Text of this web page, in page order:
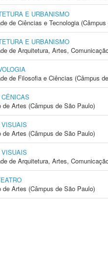
E URBANISMO
de Ciências e Tecnologia
E URBANISMO
de Arquitetura, Artes,
de Filosofia e Ciências (Câmpus
de Artes (Câmpus de São Paulo)
de Artes (Câmpus de São Paulo)
de Arquitetura, Artes,
de Artes (Câmpus de São Paulo)